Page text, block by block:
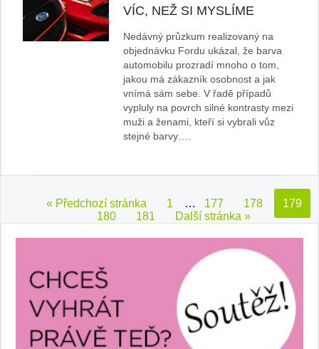
VÍC, NEŽ SI MYSLÍME
Nedávný průzkum realizovaný na
objednávku Fordu ukázal, že barva
automobilu prozradí mnoho o tom,
jakou má zákazník osobnost a jak
vnímá sám sebe. V řadě případů
vypluly na povrch silné kontrasty mezi
muži a ženami, kteří si vybrali vůz
stejné barvy….
« Předchozí stránka 1 … 177 178
179
180
181 Další stránka »